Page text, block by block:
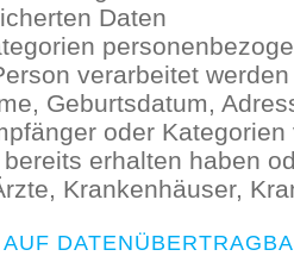
Daten
verarbeitet
Geburtsdatum,
oder
bereits erhalten haben
Krankenhäuser,